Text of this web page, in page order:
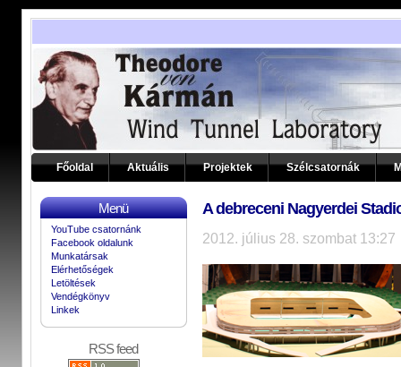
Főoldal Aktuális Projektek Szélcsatornák
A debreceni Nagyerdei
2012. július 28. szombat 13:27
Menü
YouTube csatornánk
Facebook oldalunk
Munkatársak
Elérhetőségek
Letöltések
Vendégkönyv
Linkek
RSS feed